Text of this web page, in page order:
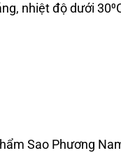
nhiệt độ dưới
Sao Phương